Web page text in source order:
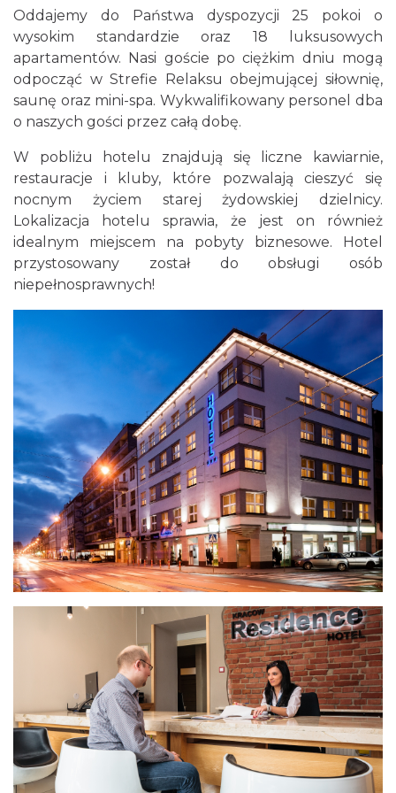
Oddajemy do Państwa dyspozycji 25 pokoi o
wysokim standardzie oraz 18 luksusowych
apartamentów. Nasi goście po ciężkim dniu mogą
odpocząć w Strefie Relaksu obejmującej siłownię,
saunę oraz mini-spa. Wykwalifikowany personel dba
o naszych gości przez całą dobę.
W pobliżu hotelu znajdują się liczne kawiarnie,
restauracje i kluby, które pozwalają cieszyć się
nocnym życiem starej żydowskiej dzielnicy.
Lokalizacja hotelu sprawia, że jest on również
idealnym miejscem na pobyty biznesowe. Hotel
przystosowany został do obsługi osób
niepełnosprawnych!